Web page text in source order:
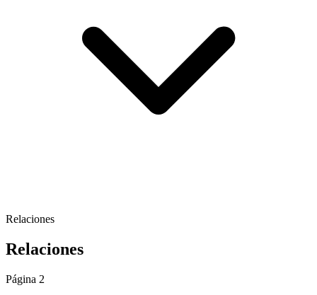
Relaciones
Relaciones
Página 2